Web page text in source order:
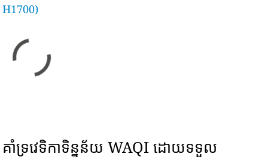
H1700)
គាំទ្រវេទិកាទិន្នន័យ WAQI ដោយទទួល